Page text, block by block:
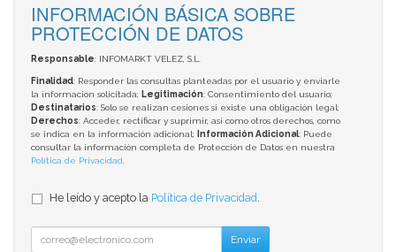
INFORMACIÓN BÁSICA SOBRE
PROTECCIÓN DE DATOS
Responsable: INFOMARKT VELEZ, S.L.
Finalidad: Responder las consultas planteadas por el usuario y enviarle
la información solicitada; Legitimación: Consentimiento del usuario;
Destinatarios: Solo se realizan cesiones si existe una obligación legal;
Derechos: Acceder, rectificar y suprimir, así como otros derechos, como
se indica en la información adicional;
Información Adicional: Puede
consultar la información completa de Protección de Datos en nuestra
Política de Privacidad
He leído y acepto la Política de Privacidad
Enviar